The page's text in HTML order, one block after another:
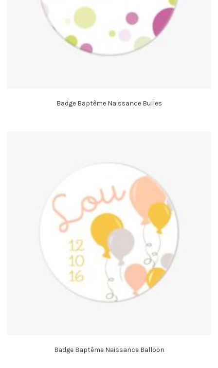
Badge Baptême Naissance Bulles
Badge Baptême Naissance Balloon